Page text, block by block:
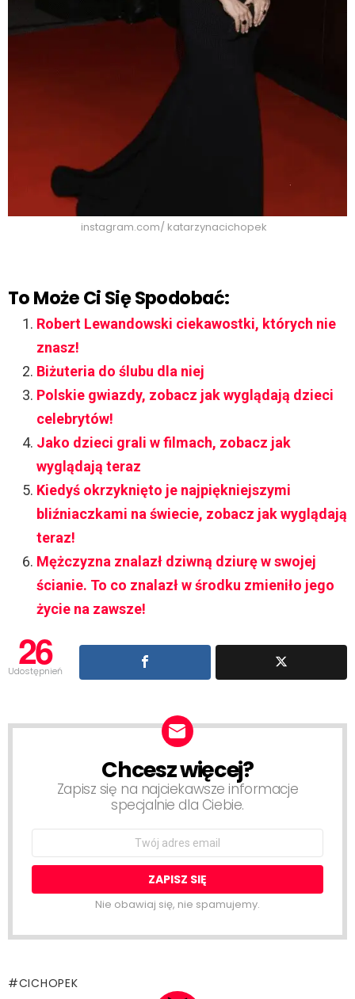
instagram.com/ katarzynacichopek
To Może Ci Się Spodobać:
Robert Lewandowski ciekawostki, których nie
znasz!
Biżuteria do ślubu dla niej
Polskie gwiazdy, zobacz jak wyglądają dzieci
celebrytów!
Jako dzieci grali w filmach, zobacz jak
wyglądają teraz
Kiedyś okrzyknięto je najpiękniejszymi
bliźniaczkami na świecie, zobacz jak wyglądają
teraz!
Mężczyzna znalazł dziwną dziurę w swojej
ścianie. To co znalazł w środku zmieniło jego
życie na zawsze!
26
Udostępnień
NEWSLETTERChcesz więcej?
Zapisz się na najciekawsze informacje
specjalnie dla Ciebie.
Email
Nie obawiaj się, nie spamujemy.
CICHOPEK